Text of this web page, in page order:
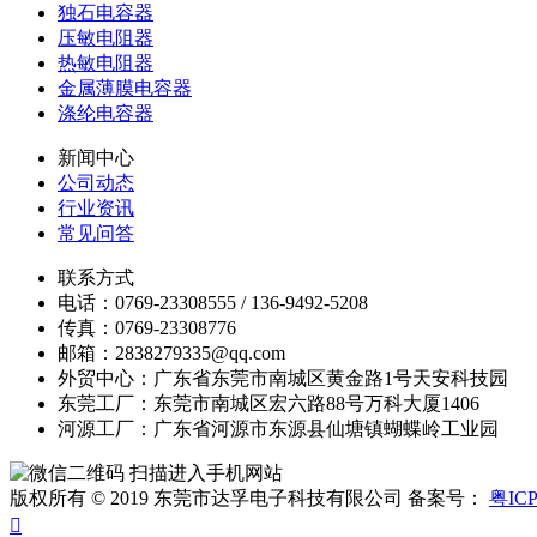
独石电容器
压敏电阻器
热敏电阻器
金属薄膜电容器
涤纶电容器
新闻中心
公司动态
行业资讯
常见问答
联系方式
电话：0769-23308555 / 136-9492-5208
传真：0769-23308776
邮箱：2838279335@qq.com
外贸中心：广东省东莞市南城区黄金路1号天安科技园
东莞工厂：东莞市南城区宏六路88号万科大厦1406
河源工厂：广东省河源市东源县仙塘镇蝴蝶岭工业园
扫描进入手机网站
版权所有 © 2019 东莞市达孚电子科技有限公司 备案号： 粤
